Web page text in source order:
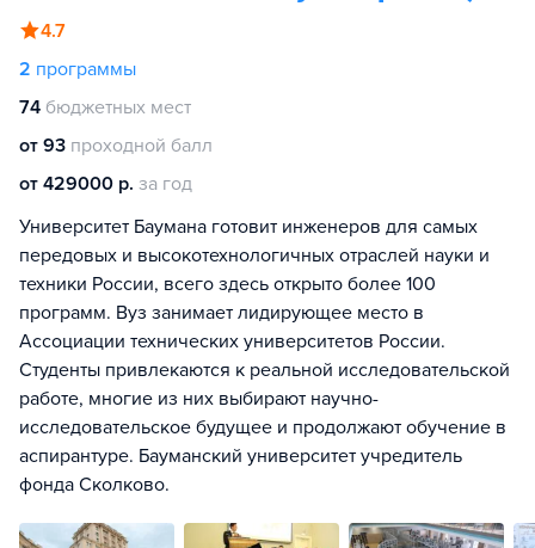
4.7
2 программы
74 бюджетных мест
от 93 проходной балл
от 429000 р. за год
Университет Баумана готовит инженеров для самых
передовых и высокотехнологичных отраслей науки и
техники России, всего здесь открыто более 100
программ. Вуз занимает лидирующее место в
Ассоциации технических университетов России.
Студенты привлекаются к реальной исследовательской
работе, многие из них выбирают научно-
исследовательское будущее и продолжают обучение в
аспирантуре. Бауманский университет учредитель
фонда Сколково.